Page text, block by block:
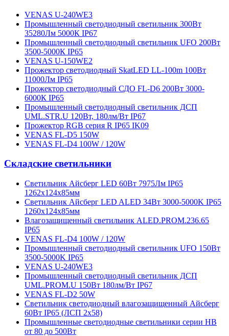
VENAS U-240WE3
Промышленный светодиодный светильник 300Вт
35280Лм 5000К IP67
Промышленный светодиодный светильник UFO 200Вт
3500-5000К IP65
VENAS U-150WE2
Прожектор светодиодный SkatLED LL-100m 100Вт
11000Лм IP65
Прожектор светодиодный СДО FL-D6 200Вт 3000-
6000К IP65
Промышленный светодиодный светильник ДСП
UML.STR.U 120Вт, 180лм/Вт IP67
Прожектор RGB серия R IP65 IK09
VENAS FL-D5 150W
VENAS FL-D4 100W / 120W
Складские светильники
Светильник Айсберг LED 60Вт 7975Лм IP65
1262х124х85мм
Светильник Айсберг LED ALED 34Вт 3000-5000K IP65
1260х124х85мм
Влагозащищенный светильник ALED.PROM.236.65
IP65
VENAS FL-D4 100W / 120W
Промышленный светодиодный светильник UFO 150Вт
3500-5000K IP65
VENAS U-240WE3
Промышленный светодиодный светильник ДСП
UML.PROM.U 150Вт 180лм/Вт IP67
VENAS FL-D2 50W
Светильник светодиодный влагозащищенный Айсберг
60Вт IP65 (ЛСП 2х58)
Промышленные светодиодные светильники серии HB
от 80 до 500Вт